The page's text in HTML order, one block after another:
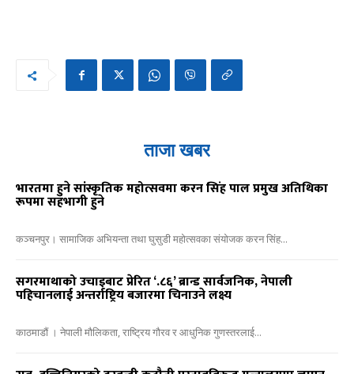
ताजा खबर
भारतमा हुने सांस्कृतिक महोत्सवमा करन सिंह पाल प्रमुख अतिथिका
रूपमा सहभागी हुने
कञ्चनपुर। सामाजिक अभियन्ता तथा घुसुडी महोत्सवका संयोजक करन सिंह...
सगरमाथाको उचाइबाट प्रेरित ‘.८६’ ब्रान्ड सार्वजनिक, नेपाली
पहिचानलाई अन्तर्राष्ट्रिय बजारमा चिनाउने लक्ष्य
काठमाडौं । नेपाली मौलिकता, राष्ट्रिय गौरव र आधुनिक गुणस्तरलाई...